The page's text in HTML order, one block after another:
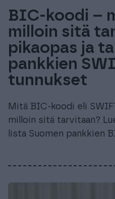
BIC-koodi –
milloin sitä
pikaopas ja
pankkien
tunnukset
Mitä BIC-koodi eli
milloin sitä tarvitaan?
lista Suomen pankkien